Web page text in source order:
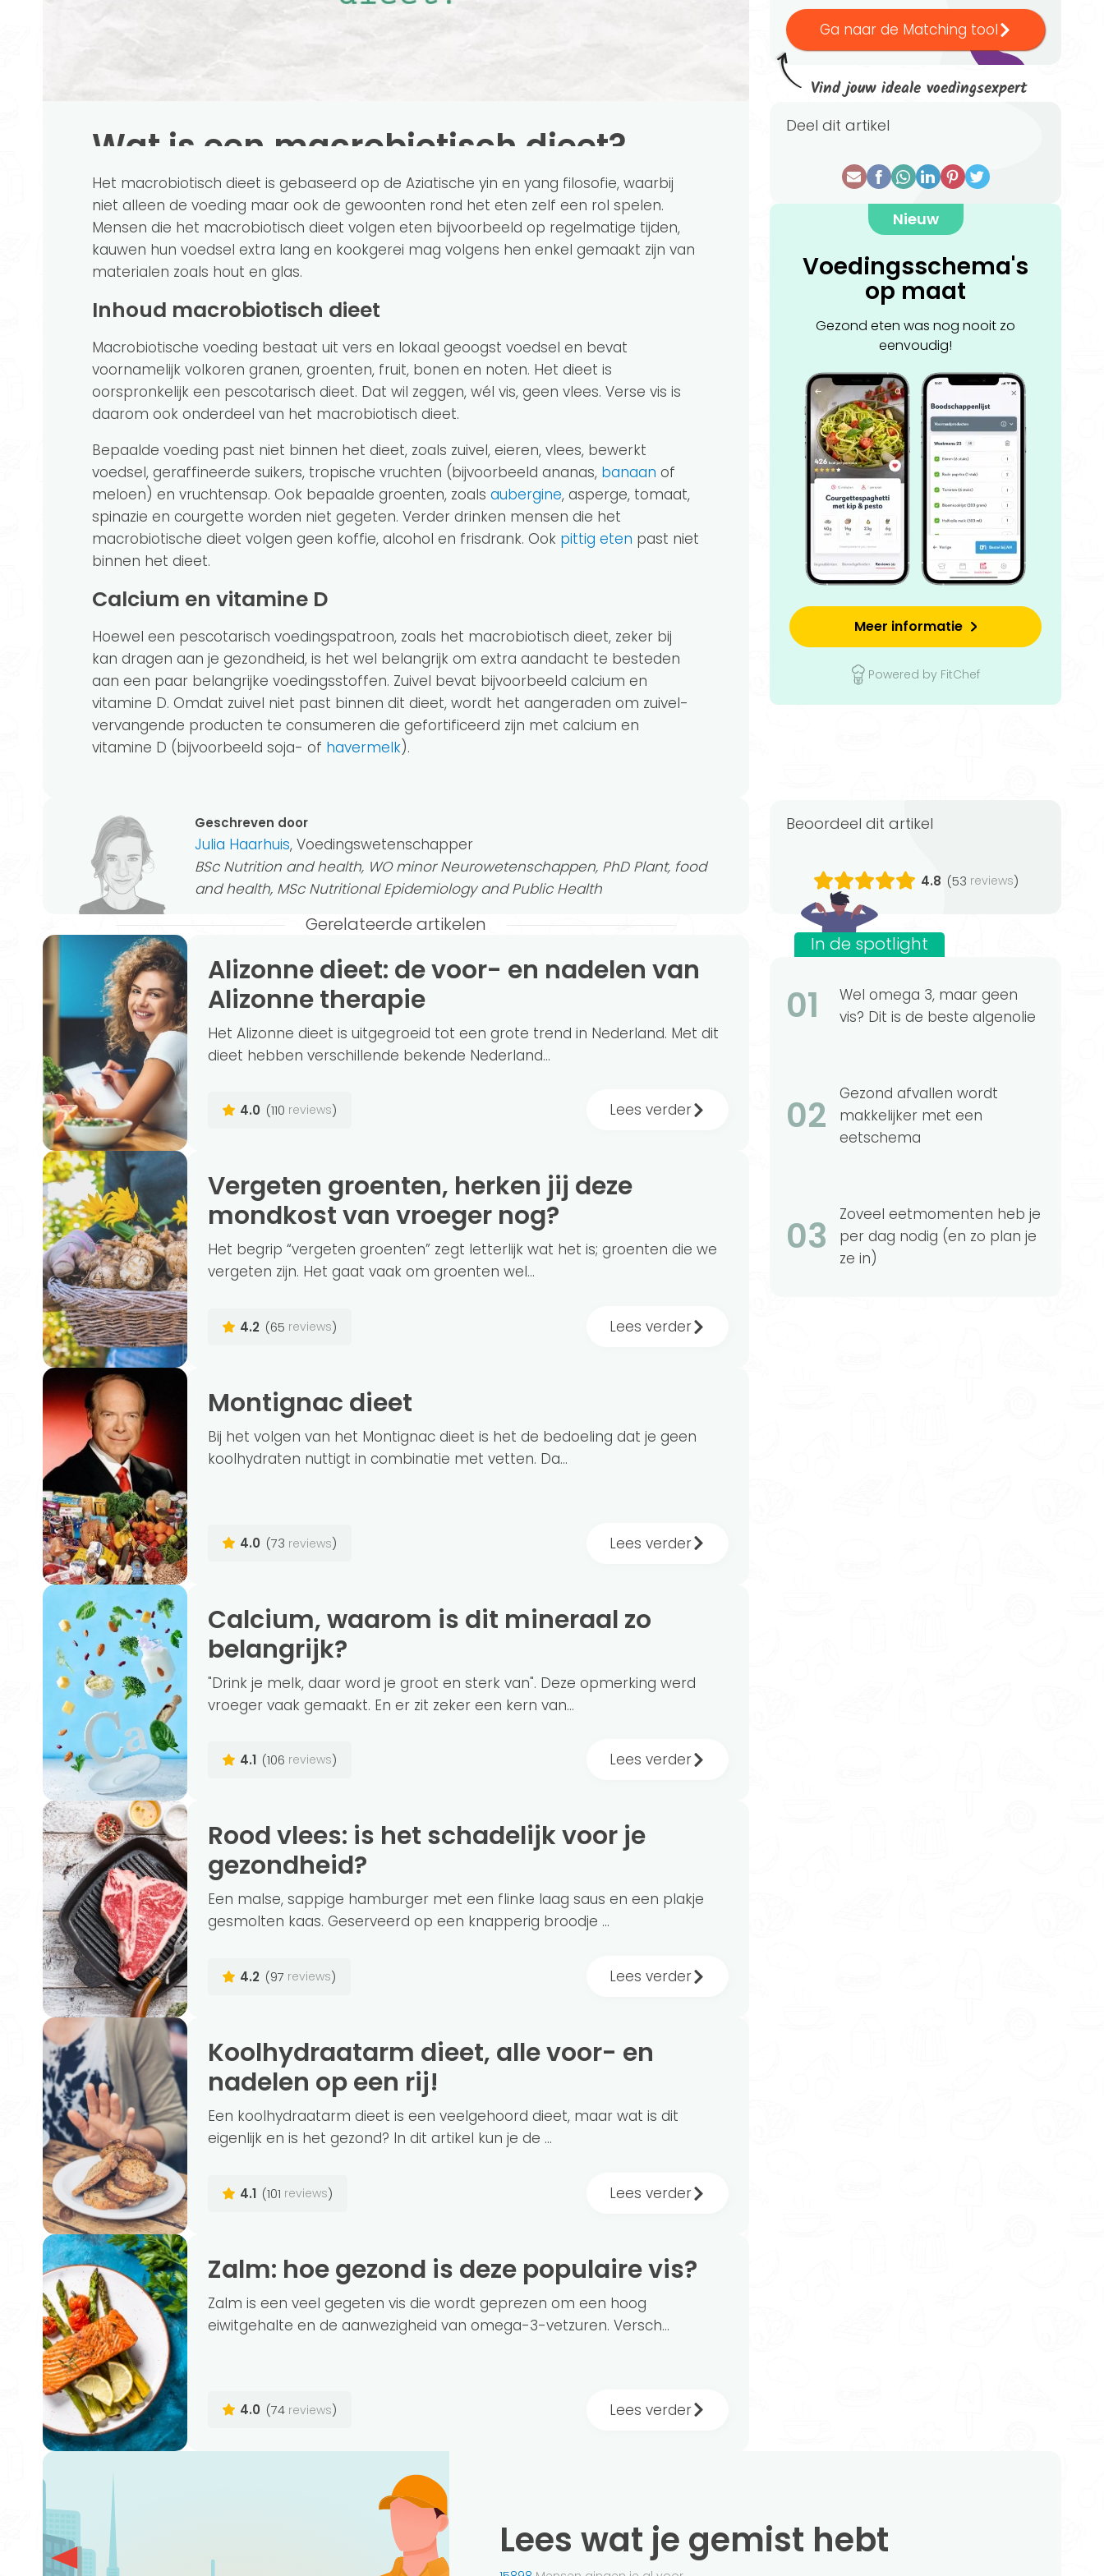
Wat is een macrobiotisch dieet?
Het macrobiotisch dieet is gebaseerd op de Aziatische yin en yang filosofie, waarbij
niet alleen de voeding maar ook de gewoonten rond het eten zelf een rol spelen.
Mensen die het macrobiotisch dieet volgen eten bijvoorbeeld op regelmatige tijden,
kauwen hun voedsel extra lang en kookgerei mag volgens hen enkel gemaakt zijn van
materialen zoals hout en glas.
Inhoud macrobiotisch dieet
Macrobiotische voeding bestaat uit vers en lokaal geoogst voedsel en bevat
voornamelijk volkoren granen, groenten, fruit, bonen en noten. Het dieet is
oorspronkelijk een pescotarisch dieet. Dat wil zeggen, wél vis, geen vlees. Verse vis is
daarom ook onderdeel van het macrobiotisch dieet.
Bepaalde voeding past niet binnen het dieet, zoals zuivel, eieren, vlees, bewerkt
voedsel, geraffineerde suikers, tropische vruchten (bijvoorbeeld ananas, banaan of
meloen) en vruchtensap. Ook bepaalde groenten, zoals aubergine, asperge, tomaat,
spinazie en courgette worden niet gegeten. Verder drinken mensen die het
macrobiotische dieet volgen geen koffie, alcohol en frisdrank. Ook pittig eten past niet
binnen het dieet.
Calcium en vitamine D
Hoewel een pescotarisch voedingspatroon, zoals het macrobiotisch dieet, zeker bij
kan dragen aan je gezondheid, is het wel belangrijk om extra aandacht te besteden
aan een paar belangrijke voedingsstoffen. Zuivel bevat bijvoorbeeld calcium en
vitamine D. Omdat zuivel niet past binnen dit dieet, wordt het aangeraden om zuivel-
vervangende producten te consumeren die gefortificeerd zijn met calcium en
vitamine D (bijvoorbeeld soja- of havermelk).
Geschreven door
Julia Haarhuis, Voedingswetenschapper
BSc Nutrition and health, WO minor Neurowetenschappen, PhD Plant, food
and health, MSc Nutritional Epidemiology and Public Health
Ga naar de Matching tool
Vind jouw ideale voedingsexpert
Deel dit artikel
Nieuw
Voedingsschema's
op maat
Gezond eten was nog nooit zo
eenvoudig!
Meer informatie
Powered by FitChef
Beoordeel dit artikel
4.8 (53 reviews)
Gerelateerde artikelen
Alizonne dieet: de voor- en nadelen van
Alizonne therapie
Het Alizonne dieet is uitgegroeid tot een grote trend in Nederland. Met dit
dieet hebben verschillende bekende Nederland...
4.0 (110 reviews) Lees verder
Vergeten groenten, herken jij deze
mondkost van vroeger nog?
Het begrip “vergeten groenten” zegt letterlijk wat het is; groenten die we
vergeten zijn. Het gaat vaak om groenten wel...
4.2 (65 reviews) Lees verder
Montignac dieet
Bij het volgen van het Montignac dieet is het de bedoeling dat je geen
koolhydraten nuttigt in combinatie met vetten. Da...
4.0 (73 reviews) Lees verder
Calcium, waarom is dit mineraal zo
belangrijk?
"Drink je melk, daar word je groot en sterk van". Deze opmerking werd
vroeger vaak gemaakt. En er zit zeker een kern van...
4.1 (106 reviews) Lees verder
Rood vlees: is het schadelijk voor je
gezondheid?
Een malse, sappige hamburger met een flinke laag saus en een plakje
gesmolten kaas. Geserveerd op een knapperig broodje ...
4.2 (97 reviews) Lees verder
Koolhydraatarm dieet, alle voor- en
nadelen op een rij!
Een koolhydraatarm dieet is een veelgehoord dieet, maar wat is dit
eigenlijk en is het gezond? In dit artikel kun je de ...
4.1 (101 reviews) Lees verder
Zalm: hoe gezond is deze populaire vis?
Zalm is een veel gegeten vis die wordt geprezen om een hoog
eiwitgehalte en de aanwezigheid van omega-3-vetzuren. Versch...
4.0 (74 reviews) Lees verder
In de spotlight
01
Wel omega 3, maar geen
vis? Dit is de beste algenolie
02
Gezond afvallen wordt
makkelijker met een
eetschema
03
Zoveel eetmomenten heb je
per dag nodig (en zo plan je
ze in)
Lees wat je gemist hebt